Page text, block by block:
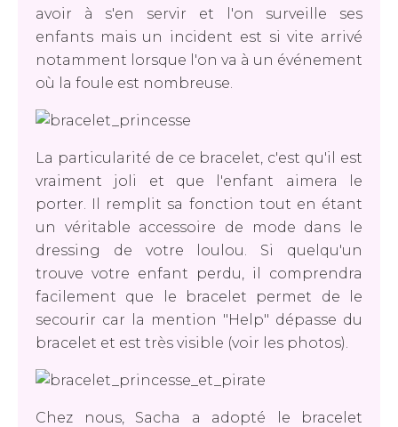
avoir à s'en servir et l'on surveille ses
enfants mais un incident est si vite arrivé
notamment lorsque l'on va à un événement
où la foule est nombreuse.
La particularité de ce bracelet, c'est qu'il est
vraiment joli et que l'enfant aimera le
porter. Il remplit sa fonction tout en étant
un véritable accessoire de mode dans le
dressing de votre loulou. Si quelqu'un
trouve votre enfant perdu, il comprendra
facilement que le bracelet permet de le
secourir car la mention "Help" dépasse du
bracelet et est très visible (voir les photos).
Chez nous, Sacha a adopté le bracelet